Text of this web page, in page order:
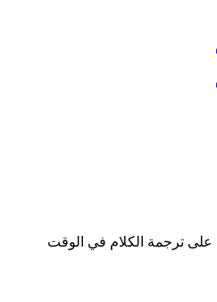
ترجمة الكلام في الوقت